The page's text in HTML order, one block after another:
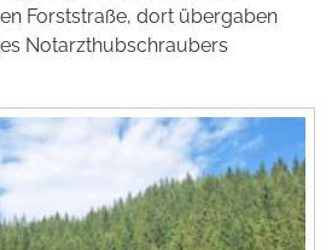
Forststraße, dort übergaben
Notarzthubschraubers